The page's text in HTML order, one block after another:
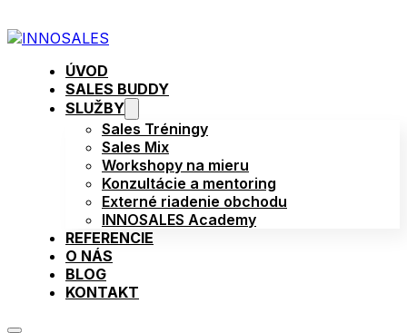
ÚVOD
SALES BUDDY
SLUŽBY
Sales Tréningy
Sales Mix
Workshopy na mieru
Konzultácie a mentoring
Externé riadenie obchodu
INNOSALES Academy
REFERENCIE
O NÁS
BLOG
KONTAKT